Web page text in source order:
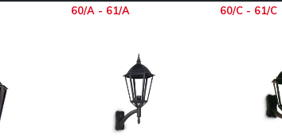
60/A - 61/A 60/C - 61/C